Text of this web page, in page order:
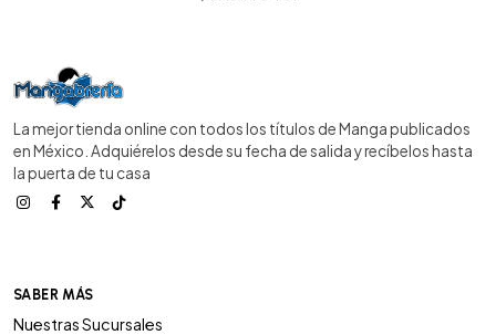
La mejor tienda online con todos los títulos de Manga publicados
en México. Adquiérelos desde su fecha de salida y recíbelos hasta
la puerta de tu casa
SABER MÁS
Nuestras Sucursales